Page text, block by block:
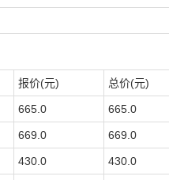
报价(元) 总价(元)
665.0 665.0
669.0 669.0
430.0 430.0